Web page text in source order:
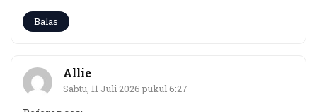
Balas
Allie
Sabtu, 11 Juli 2026 pukul 6:27